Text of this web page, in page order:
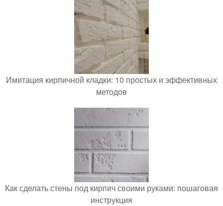
Имитация кирпичной кладки: 10 простых и эффективных
методов
Как сделать стены под кирпич своими руками: пошаговая
инструкция